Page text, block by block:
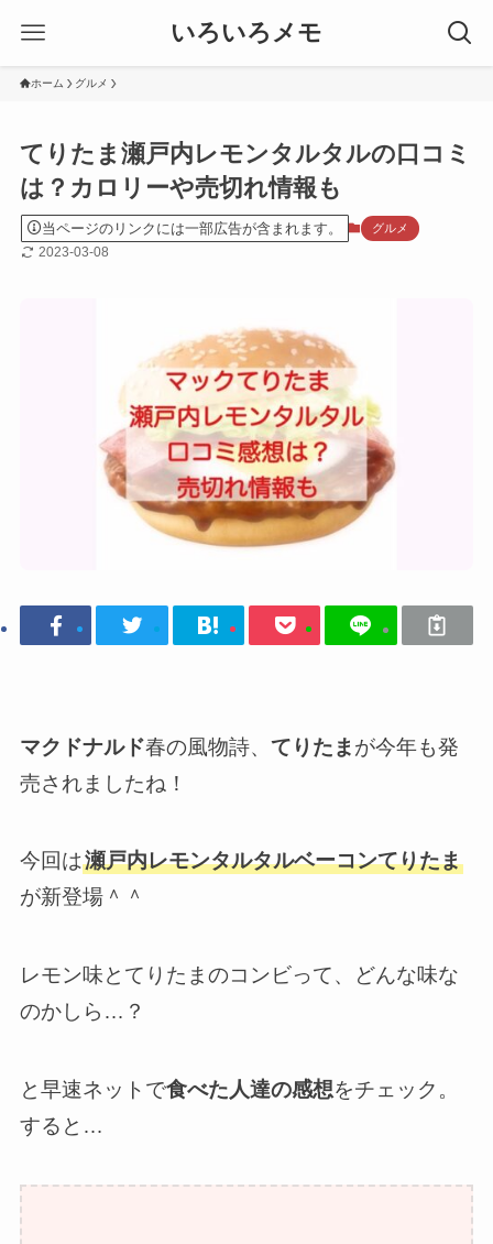
いろいろメモ
ホーム グルメ
てりたま瀬戸内レモンタルタルの口コミ
は？カロリーや売切れ情報も
当ページのリンクには一部広告が含まれます。 グルメ
2023-03-08
マクドナルド春の風物詩、 てりたま が今年も発
売されましたね！
今回は瀬戸内レモンタルタルベーコンてりたま
が新登場＾＾
レモン味とてりたまのコンビって、どんな味な
のかしら…？
と早速ネットで食べた人達の感想をチェック。
すると…